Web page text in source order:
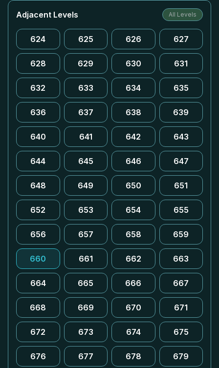
Adjacent Levels All Levels
624 625 626 627
628 629 630 631
632 633 634 635
636 637 638 639
640 641 642 643
644 645 646 647
648 649 650 651
652 653 654 655
656 657 658 659
660 661 662 663
664 665 666 667
668 669 670 671
672 673 674 675
676 677 678 679